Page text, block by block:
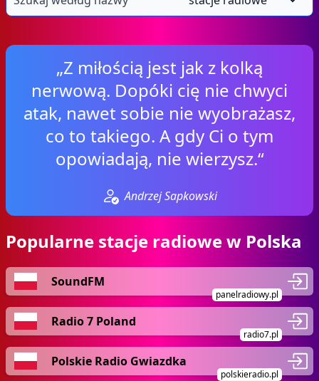
„Z miłością jest jak z kolką
nerwową. Dopóki cię nie chwyci
atak, nawet sobie nie wyobrażasz,
co to takiego. A gdy Ci o tym
opowiadają, nie wierzysz.“
Andrzej Sapkowski
Popularne stacje radiowe w Polska
SoundFM
panelradiowy.pl
Radio 7 Poland
radio7.pl
Polskie Radio Gwiazdka
polskieradio.pl